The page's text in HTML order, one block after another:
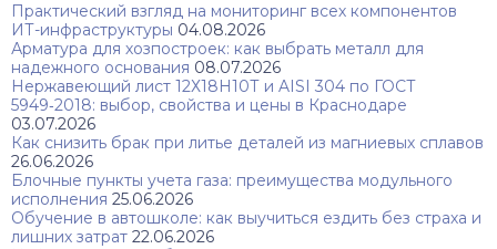
Практический взгляд на мониторинг всех компонентов
ИТ-инфраструктуры 04.08.2026
Арматура для хозпостроек: как выбрать металл для
надежного основания 08.07.2026
Нержавеющий лист 12Х18Н10Т и AISI 304 по ГОСТ
5949‑2018: выбор, свойства и цены в Краснодаре
03.07.2026
Как снизить брак при литье деталей из магниевых сплавов
26.06.2026
Блочные пункты учета газа: преимущества модульного
исполнения 25.06.2026
Обучение в автошколе: как выучиться ездить без страха и
лишних затрат 22.06.2026